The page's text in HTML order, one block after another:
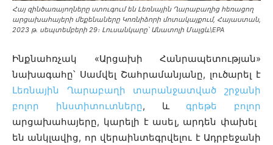
Հայ զինծառայողները ստուգում են Լեռնային Ղարաբաղից հեռացող
արցախահայերի մեքենաները Կոռնիձորի մոտակայքում, Հայաստան,
2023 թ. սեպտեմբերի 29։ Լուսանկարը՝ Անատոլի Մալցև\EPA
Ինքնահռչակ «Արցախի Հանրապետության»
նախագահը՝ Սամվել Շահրամանյանը, լուծարել է
Լեռնային Ղարաբաղի տարանջատված շրջանի
բոլոր ինստիտուտները, և գրեթե բոլոր
արցախահայերը, կարելի է ասել, արդեն փախել
են անկլավից, որ վերաինտեգրվելու է Ադրբեջանի